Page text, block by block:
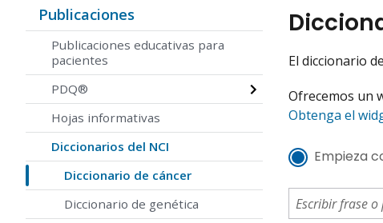
Publicaciones
Publicaciones educativas para
pacientes
PDQ®
Hojas informativas
Diccionarios del NCI
Diccionario de cáncer
Diccionario de genética
El diccionario
Ofrecemos un
Obtenga el
Empieza